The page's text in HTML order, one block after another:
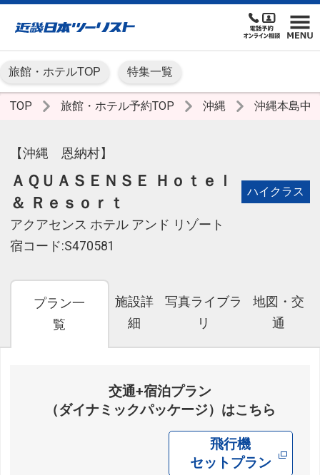
旅館・ホテルTOP 特集一覧
TOP 旅館・ホテル予約TOP 沖縄 沖縄本島中
【沖縄 恩納村】
ＡＱＵＡＳＥＮＳＥ Ｈｏｔｅｌ
＆ Ｒｅｓｏｒｔ
ハイクラス
アクアセンス ホテル アンド リゾート
宿コード:S470581
プラン一
覧
施設詳
細
写真ライブラ
リ
地図・交
通
交通+宿泊プラン
（ダイナミックパッケージ）はこちら
飛行機
セットプラン